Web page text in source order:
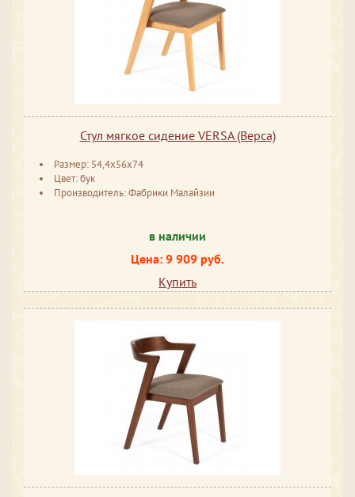
Стул мягкое сидение VERSA (Верса)
Размер: 54,4х56х74
Цвет: бук
Производитель: Фабрики Малайзии
в наличии
Цена: 9 909 руб.
Купить